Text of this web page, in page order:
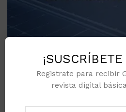
Registrate para recibir
revista digital